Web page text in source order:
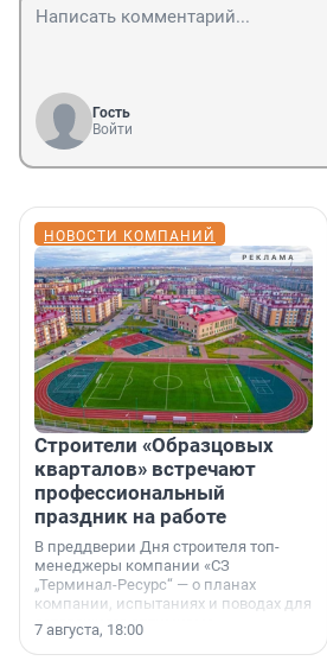
Гость
Войти
НОВОСТИ КОМПАНИЙ
Строители «Образцовых
кварталов» встречают
профессиональный
праздник на работе
В преддверии Дня строителя топ-
менеджеры компании «СЗ
„Терминал-Ресурс“ — о планах
компании, испытаниях и поводах для
осторожного оптимизма.
7 августа, 18:00